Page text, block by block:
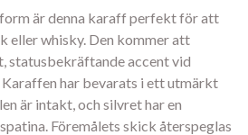
är denna karaff perfekt för att
eller whisky. Den kommer att
statusbekräftande accent vid
har bevarats i ett utmärkt
är intakt, och silvret har en
Föremålets skick återspeglas